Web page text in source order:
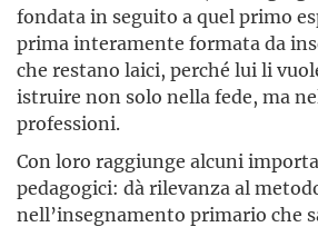
fondata in seguito a quel primo
prima interamente formata da
che restano laici, perché lui li
istruire non solo nella fede, ma
professioni.
Con loro raggiunge alcuni
pedagogici: dà rilevanza al
nell’insegnamento primario che